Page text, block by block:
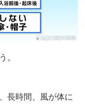
。
長時間、風が体に